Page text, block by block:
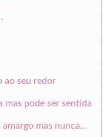
ao seu redor
mas pode ser sentida
amargo mas nunca…